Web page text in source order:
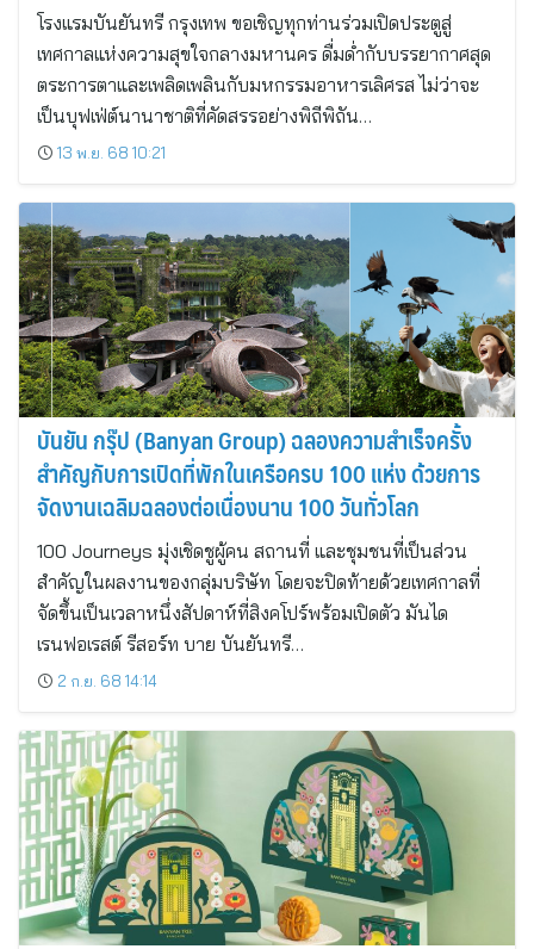
โรงแรมบันยันทรี กรุงเทพ ขอเชิญทุกท่านร่วมเปิดประตูสู่
เทศกาลแห่งความสุขใจกลางมหานคร ดื่มด่ำกับบรรยากาศสุด
ตระการตาและเพลิดเพลินกับมหกรรมอาหารเลิศรส ไม่ว่าจะ
เป็นบุฟเฟ่ต์นานาชาติที่คัดสรรอย่างพิถีพิถัน…
13 พ.ย. 68 10:21
บันยัน กรุ๊ป (Banyan Group) ฉลองความสำเร็จครั้ง
สำคัญกับการเปิดที่พักในเครือครบ 100 แห่ง ด้วยการ
จัดงานเฉลิมฉลองต่อเนื่องนาน 100 วันทั่วโลก
100 Journeys มุ่งเชิดชูผู้คน สถานที่ และชุมชนที่เป็นส่วน
สำคัญในผลงานของกลุ่มบริษัท โดยจะปิดท้ายด้วยเทศกาลที่
จัดขึ้นเป็นเวลาหนึ่งสัปดาห์ที่สิงคโปร์พร้อมเปิดตัว มันได
เรนฟอเรสต์ รีสอร์ท บาย บันยันทรี…
2 ก.ย. 68 14:14